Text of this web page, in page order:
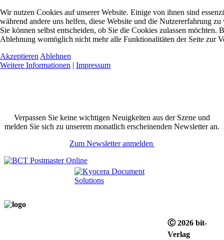
Verpassen Sie keine wichtigen Neuigkeiten aus der Szene und
melden Sie sich zu unserem monatlich erscheinenden Newsletter an.
Zum Newsletter anmelden
Ⓒ 2026 bit-
Verlag
Wir nutzen Cookies auf unserer Website. Einige von ihnen sind
während andere uns helfen, diese Website und die Nutzererfahrung
Sie können selbst entscheiden, ob Sie die Cookies zulassen möchten.
Ablehnung womöglich nicht mehr alle Funktionalitäten der Seite zur
Akzeptieren Ablehnen
Weitere Informationen | Impressum